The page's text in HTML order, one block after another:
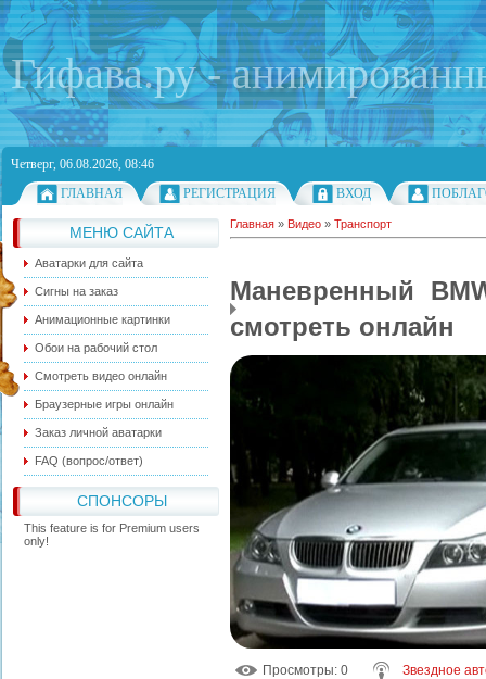
Гифава.ру -
Четверг, 06.08.2026, 08:46
ГЛАВНАЯ
РЕГИСТРАЦИЯ ВХОД
МЕНЮ САЙТА
Аватарки для сайта
Сигны на заказ
Анимационные картинки
Обои на рабочий стол
Смотреть видео онлайн
Браузерные игры онлайн
Заказ личной аватарки
FAQ (вопрос/ответ)
СПОНСОРЫ
This feature is for Premium users
only!
Главная » Видео » Транспорт
Маневренный
смотреть онлайн
Просмотры: 0 Звездное